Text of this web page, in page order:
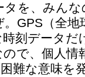
を、みん
GPS（全
刻データだ
で、個人情
難な意味を